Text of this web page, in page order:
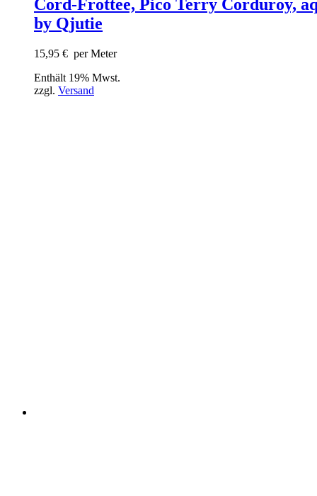
Cord-Frottee, Pico Terry Corduroy,
by Qjutie
15,95 € per Meter
Enthält 19% Mwst.
zzgl. Versand